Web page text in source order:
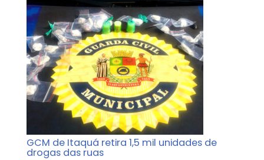
GCM de Itaquá retira 1,5 mil unidades de
drogas das ruas